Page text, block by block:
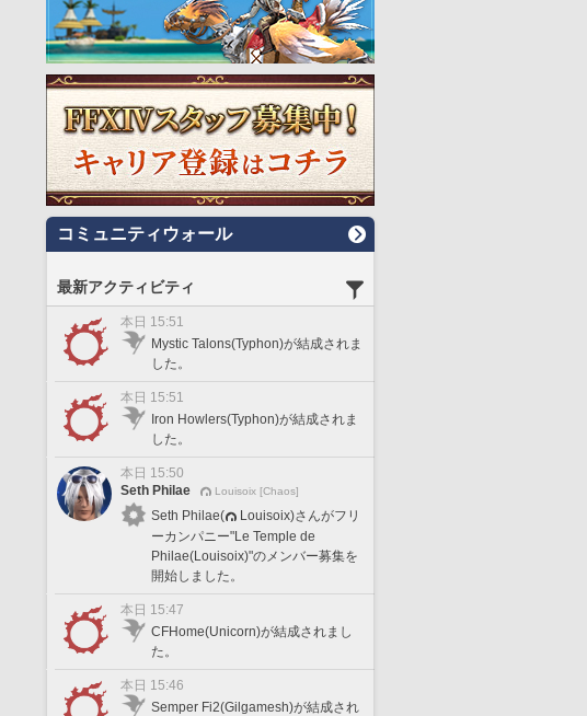
コミュニティウォール
最新アクティビティ
本日 15:51
Mystic Talons(Typhon)が結成されま
した。
本日 15:51
Iron Howlers(Typhon)が結成されま
した。
本日 15:50
Seth Philae
Louisoix [Chaos]
Seth Philae(
Louisoix)さんがフリ
ーカンパニー"Le Temple de
Philae(Louisoix)"のメンバー募集を
開始しました。
本日 15:47
CFHome(Unicorn)が結成されまし
た。
本日 15:46
Semper Fi2(Gilgamesh)が結成され